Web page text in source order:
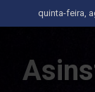
to
quinta-feira,